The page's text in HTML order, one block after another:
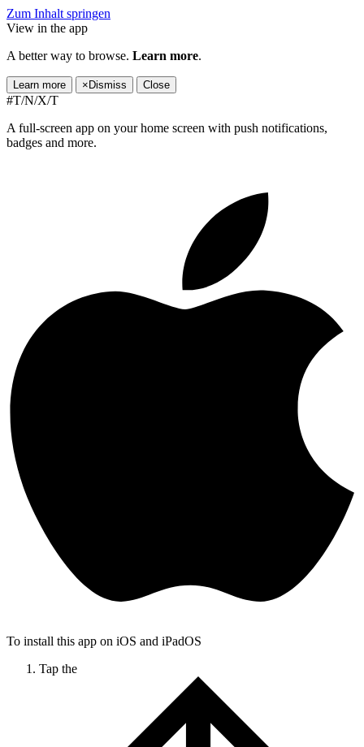
Zum Inhalt springen
View in the app
A better way to browse. Learn more.
Learn more × Dismiss Close
#T/N/X/T
A full-screen app on your home screen with push notifications,
badges and more.
To install this app on iOS and iPadOS
Tap the